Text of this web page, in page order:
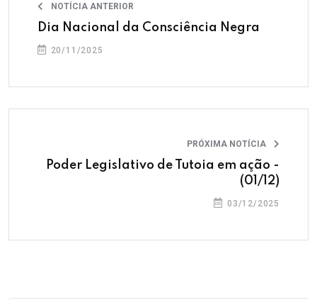
NOTÍCIA ANTERIOR
Dia Nacional da Consciência Negra
20/11/2025
PRÓXIMA NOTÍCIA
Poder Legislativo de Tutoia em ação -
(01/12)
03/12/2025